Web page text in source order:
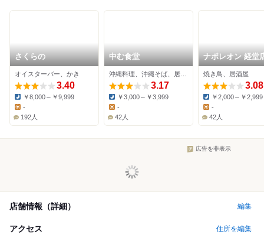
さくらの
オイスターバー、かき
3.40
Dinner:
￥8,000～￥9,999
-
192人
中む食堂
3.17
Dinner:
￥3,000～￥3,999
Lunch:
-
42人
ナポレオン 経堂
焼き鳥、居酒屋
3.08
Dinner:
￥2,000～￥2,999
Lunch:
-
42人
広告を非表示
店舗情報（詳細） 編集
アクセス 住所を編集